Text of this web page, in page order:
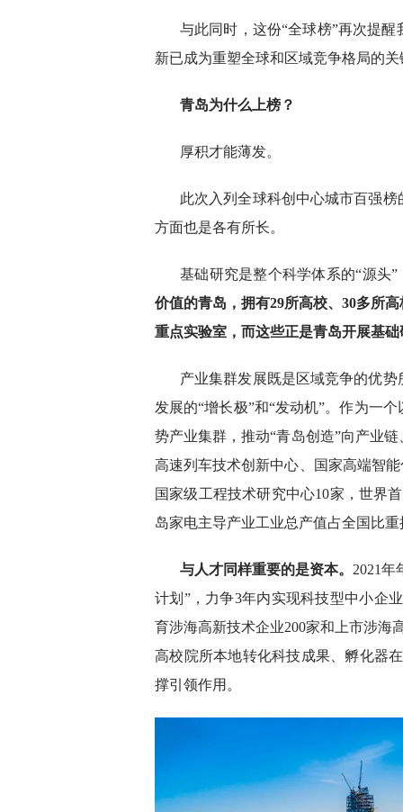
与此同时，这份“全球榜”再次提
新已成为重塑全球和区域竞争格局的
青岛为什么上榜？
厚积才能薄发。
此次入列全球科创中心城市百强
方面也是各有所长。
基础研究是整个科学体系的“源头”
价值的青岛，拥有29所高校、30多所
重点实验室，而这些正是青岛开展基
产业集群发展既是区域竞争的优
发展的“增长极”和“发动机”。作为一
势产业集群，推动“青岛创造”向产业
高速列车技术创新中心、国家高端智
国家级工程技术研究中心10家，世界
岛家电主导产业工业总产值占全国比重
与人才同样重要的是资本。 2021年
计划”，力争3年内实现科技型中小企
育涉海高新技术企业200家和上市涉海
高校院所本地转化科技成果、孵化器
撑引领作用。